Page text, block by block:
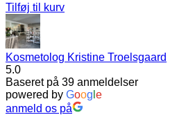
Tilføj til kurv
Kosmetolog Kristine Troelsgaard
5.0
Baseret på 39 anmeldelser
powered by Goog e
anmeld os på